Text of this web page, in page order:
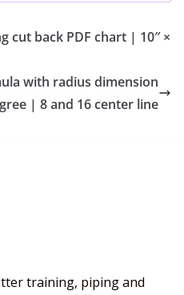
cut back PDF chart | 10″ ×
with radius dimension
| 8 and 16 center line
training, piping and